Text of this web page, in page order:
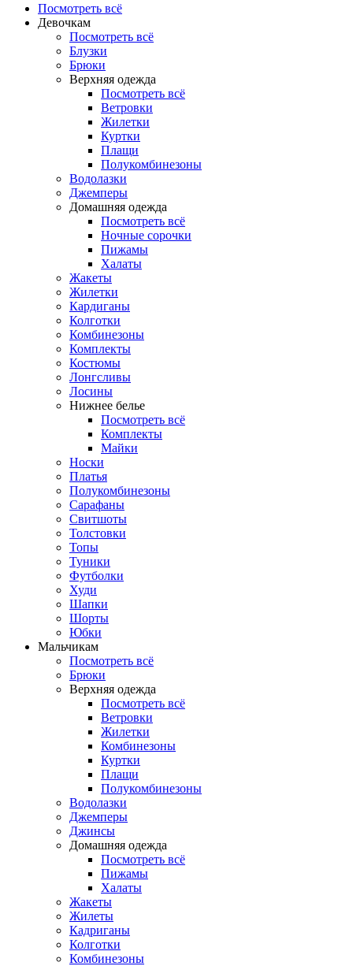
Посмотреть всё
Девочкам
Посмотреть всё
Блузки
Брюки
Верхняя одежда
Посмотреть всё
Ветровки
Жилетки
Куртки
Плащи
Полукомбинезоны
Водолазки
Джемперы
Домашняя одежда
Посмотреть всё
Ночные сорочки
Пижамы
Халаты
Жакеты
Жилетки
Кардиганы
Колготки
Комбинезоны
Комплекты
Костюмы
Лонгсливы
Лосины
Нижнее белье
Посмотреть всё
Комплекты
Майки
Носки
Платья
Полукомбинезоны
Сарафаны
Свитшоты
Толстовки
Топы
Туники
Футболки
Худи
Шапки
Шорты
Юбки
Мальчикам
Посмотреть всё
Брюки
Верхняя одежда
Посмотреть всё
Ветровки
Жилетки
Комбинезоны
Куртки
Плащи
Полукомбинезоны
Водолазки
Джемперы
Джинсы
Домашняя одежда
Посмотреть всё
Пижамы
Халаты
Жакеты
Жилеты
Кадриганы
Колготки
Комбинезоны